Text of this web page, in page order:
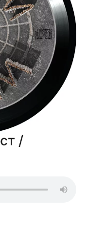
/